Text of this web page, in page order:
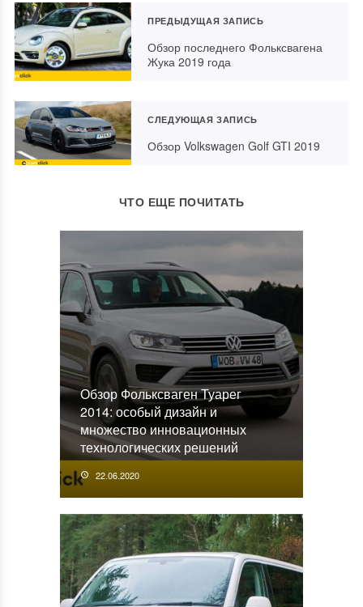
ПРЕДЫДУЩАЯ ЗАПИСЬ
Обзор последнего Фольксвагена
Жука 2019 года
СЛЕДУЮЩАЯ ЗАПИСЬ
Обзор Volkswagen Golf GTI 2019
ЧТО ЕЩЕ ПОЧИТАТЬ
Обзор Фольксваген Туарег
2014: особый дизайн и
множество инновационных
технологических решений
22.06.2020